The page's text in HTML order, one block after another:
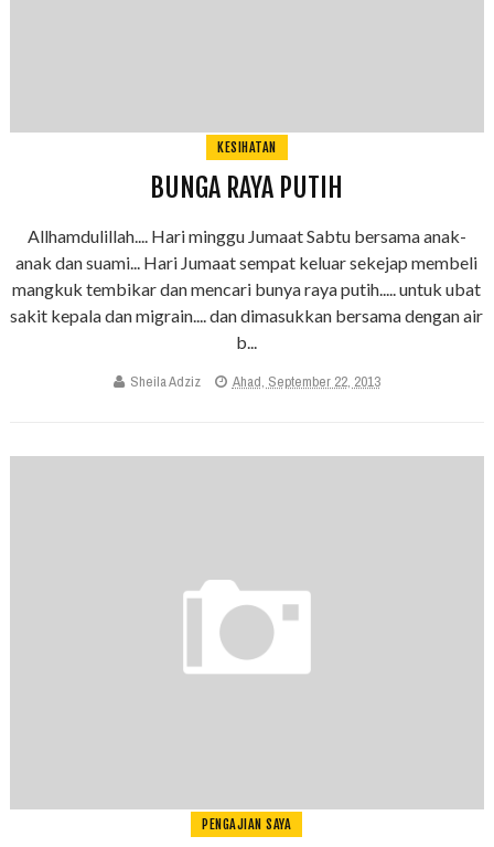
KESIHATAN
BUNGA RAYA PUTIH
Allhamdulillah.... Hari minggu Jumaat Sabtu bersama anak-
anak dan suami... Hari Jumaat sempat keluar sekejap membeli
mangkuk tembikar dan mencari bunya raya putih..... untuk ubat
sakit kepala dan migrain.... dan dimasukkan bersama dengan air
b...
Sheila Adziz Ahad, September 22, 2013
PENGAJIAN SAYA